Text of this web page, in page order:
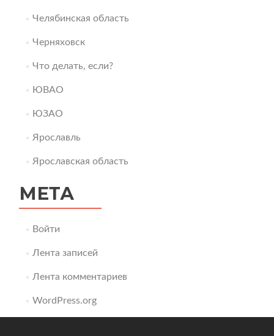
Челябинская область
Черняховск
Что делать, если?
ЮВАО
ЮЗАО
Ярославль
Ярославская область
МЕТА
Войти
Лента записей
Лента комментариев
WordPress.org